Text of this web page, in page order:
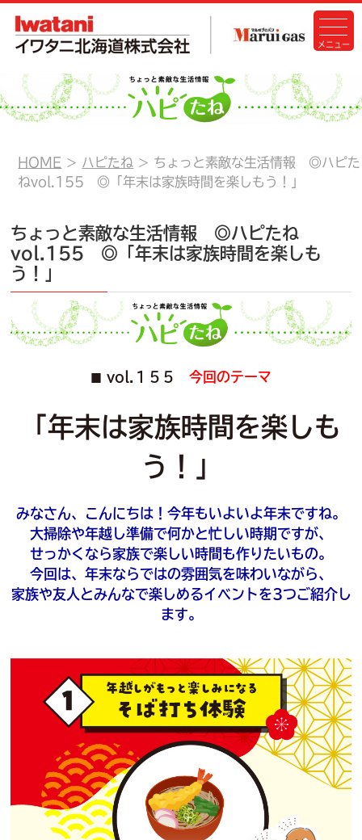
HOME ハピたね
ちょっと素敵な生活情報 ◎ハピた
ねvol.155 ◎「年末は家族時間を楽しもう！」
ちょっと素敵な生活情報 ◎ハピたね
vol.155 ◎「年末は家族時間を楽しも
う！」
vol.１５５ 今回のテーマ
「年末は家族時間を楽しも
う！」
みなさん、こんにちは！今年もいよいよ年末ですね。
大掃除や年越し準備で何かと忙しい時期ですが、
せっかくなら家族で楽しい時間も作りたいもの。
今回は、年末ならではの雰囲気を味わいながら、
家族や友人とみんなで楽しめるイベントを3つご紹介し
ます。